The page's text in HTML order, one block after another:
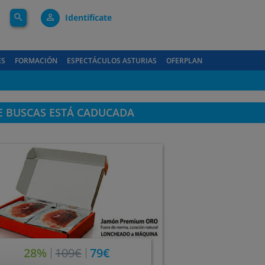
search person_outline Identifícate
FORMACIÓN ESPECTÁCULOS ASTURIAS OFERPLAN
ESTÁ CADUCADA
28% 109€ 79€